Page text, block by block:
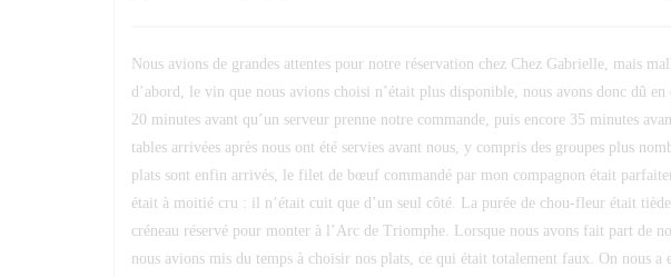
Nous avions de grandes attentes pour notre réservation chez Chez Gabrielle, mais
d’abord, le vin que nous avions choisi n’était plus disponible, nous avons donc dû
20 minutes avant qu’un serveur prenne notre commande, puis encore 35 minutes
tables arrivées après nous ont été servies avant nous, y compris des groupes plus
plats sont enfin arrivés, le filet de bœuf commandé par mon compagnon était
était à moitié cru : il n’était cuit que d’un seul côté. La purée de chou-fleur était
créneau réservé pour monter à l’Arc de Triomphe. Lorsque nous avons fait part de
nous avions mis du temps à choisir nos plats, ce qui était totalement faux. On nous